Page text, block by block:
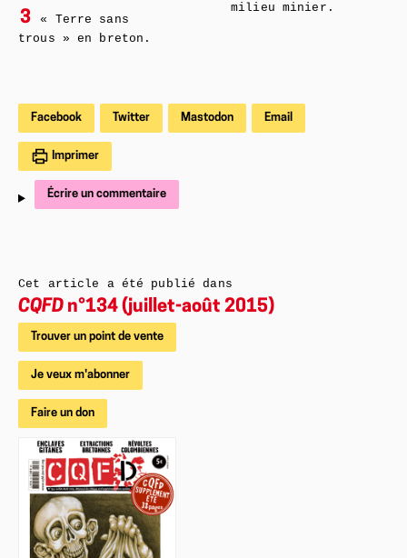
3
« Terre sans
trous » en breton.
milieu minier.
Facebook Twitter Mastodon Email
Imprimer
Écrire un commentaire
Cet article a été publié dans
CQFD n°134 (juillet-août 2015)
Trouver un point de vente
Je veux m'abonner
Faire un don